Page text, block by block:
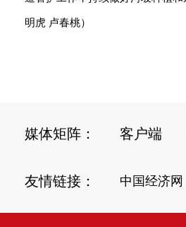
明虎 卢春桃）
媒体矩阵： 客户端
友情链接： 中国经济网